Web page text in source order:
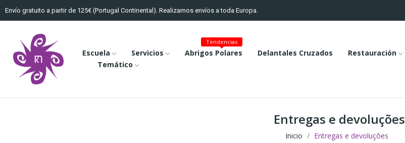
Envío gratuito a partir de 125€ (Portugal Continental). Realizamos envíos a toda Europa.
Escuela Servicios Abrigos Polares
Tendencias
Delantales Cruzados Restauración
Temático
Entregas e devoluções
Inicio Entregas e devoluções